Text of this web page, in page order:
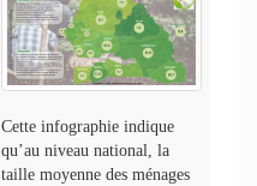
Cette infographie indique
qu’au niveau national, la
taille moyenne des ménages